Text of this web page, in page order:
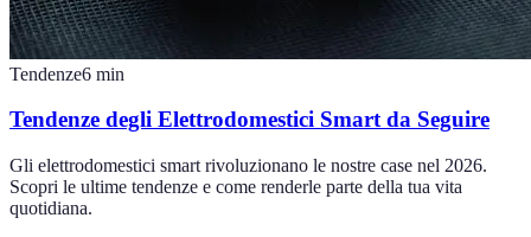
Tendenze6 min
Tendenze degli Elettrodomestici Smart da Seguire
Gli elettrodomestici smart rivoluzionano le nostre case nel 2026.
Scopri le ultime tendenze e come renderle parte della tua vita
quotidiana.